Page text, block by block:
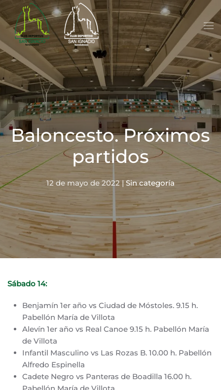
Skip to main content
Baloncesto. Próximos
partidos
12 de mayo de 2022 | Sin categoría
Sábado 14:
Benjamín 1er año vs Ciudad de Móstoles. 9.15 h.
Pabellón María de Villota
Alevín 1er año vs Real Canoe 9.15 h. Pabellón María
de Villota
Infantil Masculino vs Las Rozas B. 10.00 h. Pabellón
Alfredo Espinella
Cadete Negro vs Panteras de Boadilla 16.00 h.